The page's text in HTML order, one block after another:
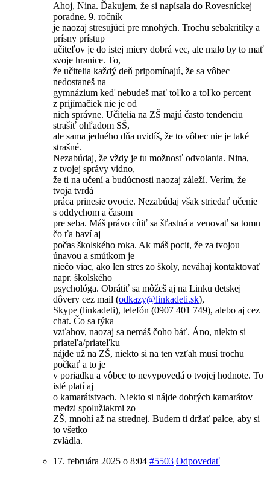
Ahoj, Nina. Ďakujem, že si napísala do Rovesníckej
poradne. 9. ročník
je naozaj stresujúci pre mnohých. Trochu sebakritiky a
prísny prístup
učiteľov je do istej miery dobrá vec, ale malo by to mať
svoje hranice. To,
že učitelia každý deň pripomínajú, že sa vôbec
nedostaneš na
gymnázium keď nebudeš mať toľko a toľko percent
z prijímačiek nie je od
nich správne. Učitelia na ZŠ majú často tendenciu
strašiť ohľadom SŠ,
ale sama jedného dňa uvidíš, že to vôbec nie je také
strašné.
Nezabúdaj, že vždy je tu možnosť odvolania. Nina,
z tvojej správy vidno,
že ti na učení a budúcnosti naozaj záleží. Verím, že
tvoja tvrdá
práca prinesie ovocie. Nezabúdaj však striedať učenie
s oddychom a časom
pre seba. Máš právo cítiť sa šťastná a venovať sa tomu
čo ťa baví aj
počas školského roka. Ak máš pocit, že za tvojou
únavou a smútkom je
niečo viac, ako len stres zo školy, neváhaj kontaktovať
napr. školského
psychológa. Obrátiť sa môžeš aj na Linku detskej
dôvery cez mail (odkazy@linkadeti.sk),
Skype (linkadeti), telefón (0907 401 749), alebo aj cez
chat. Čo sa týka
vzťahov, naozaj sa nemáš čoho báť. Áno, niekto si
priateľa/priateľku
nájde už na ZŠ, niekto si na ten vzťah musí trochu
počkať a to je
v poriadku a vôbec to nevypovedá o tvojej hodnote. To
isté platí aj
o kamarátstvach. Niekto si nájde dobrých kamarátov
medzi spolužiakmi zo
ZŠ, mnohí až na strednej. Budem ti držať palce, aby si
to všetko
zvládla.
17. februára 2025 o 8:04 #5503 Odpovedať